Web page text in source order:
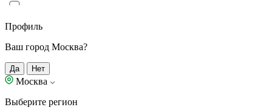
Профиль
Ваш город Москва?
Да Нет
Москва
Выберите регион